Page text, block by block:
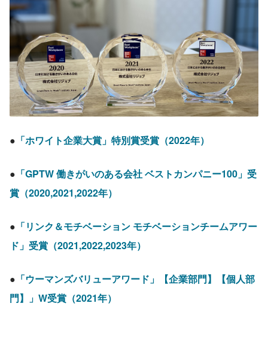
● 「ホワイト企業大賞」特別賞受賞（2022年）
● 「GPTW 働きがいのある会社 ベストカンパニー100」受
賞（2020,2021,2022年）
● 「リンク＆モチベーション モチベーションチームアワー
ド」受賞（2021,2022,2023年）
● 「ウーマンズバリューアワード」【企業部門】【個人部
門】」W受賞（2021年）